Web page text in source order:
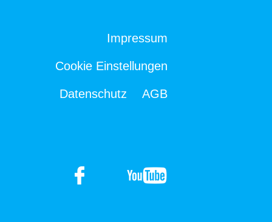
Impressum
Cookie Einstellungen
Datenschutz AGB